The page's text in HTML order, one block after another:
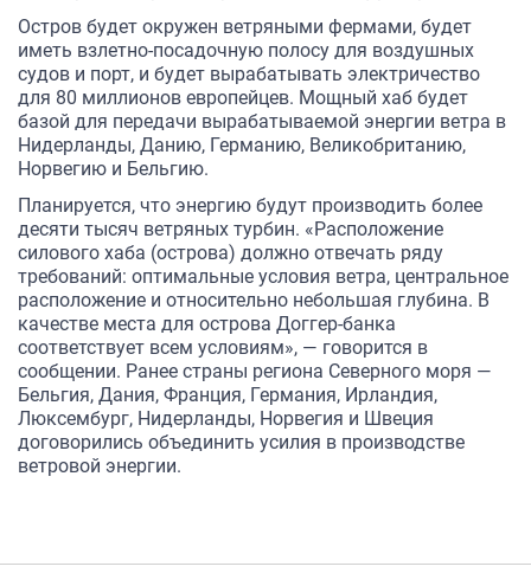
Остров будет окружен ветряными фермами, будет
иметь взлетно-посадочную полосу для воздушных
судов и порт, и будет вырабатывать электричество
для 80 миллионов европейцев. Мощный хаб будет
базой для передачи вырабатываемой энергии ветра в
Нидерланды, Данию, Германию, Великобританию,
Норвегию и Бельгию.
Планируется, что энергию будут производить более
десяти тысяч ветряных турбин. «Расположение
силового хаба (острова) должно отвечать ряду
требований: оптимальные условия ветра, центральное
расположение и относительно небольшая глубина. В
качестве места для острова Доггер-банка
соответствует всем условиям», — говорится в
сообщении. Ранее страны региона Северного моря —
Бельгия, Дания, Франция, Германия, Ирландия,
Люксембург, Нидерланды, Норвегия и Швеция
договорились объединить усилия в производстве
ветровой энергии.